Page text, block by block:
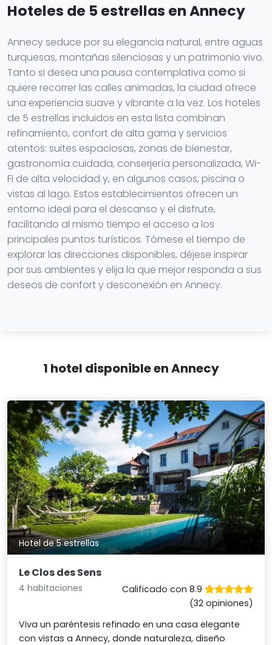
Hoteles de 5 estrellas en Annecy
Annecy seduce por su elegancia natural, entre aguas
turquesas, montañas silenciosas y un patrimonio vivo.
Tanto si desea una pausa contemplativa como si
quiere recorrer las calles animadas, la ciudad ofrece
una experiencia suave y vibrante a la vez. Los hoteles
de 5 estrellas incluidos en esta lista combinan
refinamiento, confort de alta gama y servicios
atentos: suites espaciosas, zonas de bienestar,
gastronomía cuidada, conserjería personalizada, Wi-
Fi de alta velocidad y, en algunos casos, piscina o
vistas al lago. Estos establecimientos ofrecen un
entorno ideal para el descanso y el disfrute,
facilitando al mismo tiempo el acceso a los
principales puntos turísticos. Tómese el tiempo de
explorar las direcciones disponibles, déjese inspirar
por sus ambientes y elija la que mejor responda a sus
deseos de confort y desconexión en Annecy.
1 hotel disponible en Annecy
Hotel de 5 estrellas
Le Clos des Sens
4 habitaciones
Calificado con 8.9
(32 opiniones)
Viva un paréntesis refinado en una casa elegante
con vistas a Annecy, donde naturaleza, diseño